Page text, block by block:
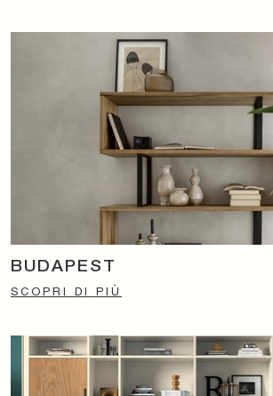
BUDAPEST
SCOPRI DI PIÙ